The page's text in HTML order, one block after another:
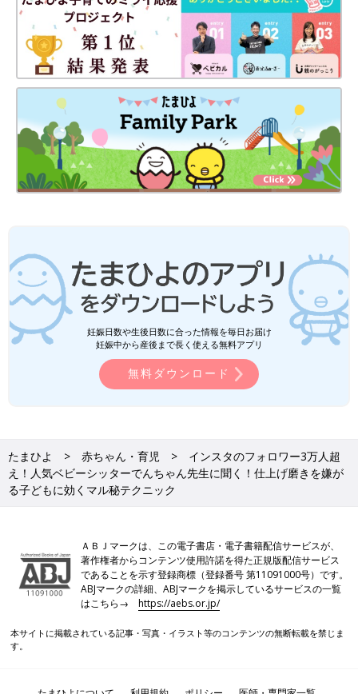
妊娠日数や生後日数に合った情報を毎日お届け
妊娠中から産後まで長く使える無料アプリ
無料ダウンロード
たまひよ 赤ちゃん・育児
インスタのフォロワー3万人超
え！人気ベビーシッターでんちゃん先生に聞く！仕上げ磨きを嫌が
る子どもに効くマル秘テクニック
ＡＢＪマークは、この電子書店・電子書籍配信サービスが、
著作権者からコンテンツ使用許諾を得た正規版配信サービス
であることを示す登録商標（登録番号 第11091000号）です。
ABJマークの詳細、ABJマークを掲示しているサービスの一覧
はこちら→https://aebs.or.jp/
本サイトに掲載されている記事・写真・イラスト等のコンテンツの無断転載を禁じま
す。